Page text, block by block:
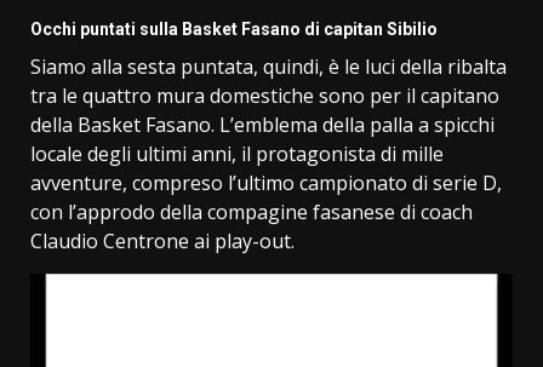
Occhi puntati sulla Basket Fasano di capitan Sibilio
Siamo alla sesta puntata, quindi, è le luci della ribalta
tra le quattro mura domestiche sono per il capitano
della Basket Fasano. L’emblema della palla a spicchi
locale degli ultimi anni, il protagonista di mille
avventure, compreso l’ultimo campionato di serie D,
con l’approdo della compagine fasanese di coach
Claudio Centrone ai play-out.